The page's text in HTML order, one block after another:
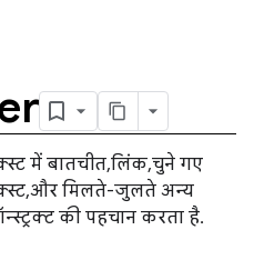
में बातचीत, लिंक, चुने गए
और मिलते-जुलते अन्य
की पहचान करता है.